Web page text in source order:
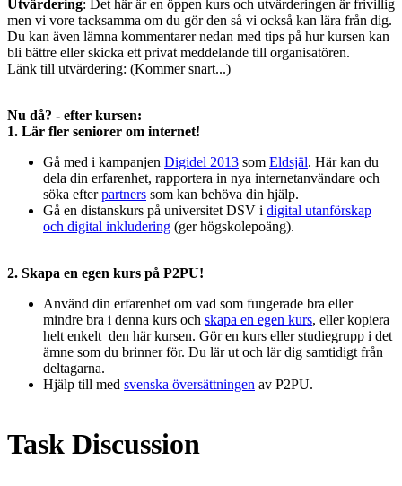
Utvärdering: Det här är en öppen kurs och utvärderingen är frivillig
men vi vore tacksamma om du gör den så vi också kan lära från dig.
Du kan även lämna kommentarer nedan med tips på hur kursen kan
bli bättre eller skicka ett privat meddelande till organisatören.
Länk till utvärdering: (Kommer snart...)
Nu då? - efter kursen:
1. Lär fler seniorer om internet!
Gå med i kampanjen Digidel 2013 som Eldsjäl. Här kan du
dela din erfarenhet, rapportera in nya internetanvändare och
söka efterpartners som kan behöva din hjälp.
Gå en distanskurs på universitet DSV i digital utanförskap
och digital inkludering (ger högskolepoäng).
2. Skapa en egen kurs på P2PU!
Använd din erfarenhet om vad som fungerade bra eller
mindre bra i denna kurs och skapa en egen kurs, eller kopiera
helt enkelt den här kursen. Gör en kurs eller studiegrupp i det
ämne som du brinner för. Du lär ut och lär dig samtidigt från
deltagarna.
Hjälp till med svenska översättningen av P2PU.
Task Discussion